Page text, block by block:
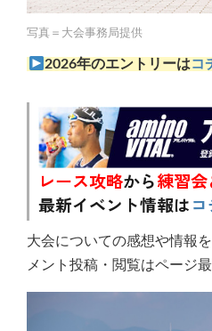
写真＝大会事務局提供
2026年のエントリーはコ
レース攻略から練習
最新イベント情報は
大会についての感想や情報
メント投稿・閲覧はページ最